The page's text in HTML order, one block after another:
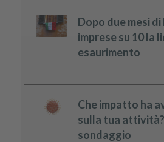
Dopo due mesi
imprese su 10 la
esaurimento
Che impatto ha
sulla tua
sondaggio